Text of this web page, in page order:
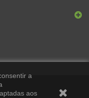
a
aos